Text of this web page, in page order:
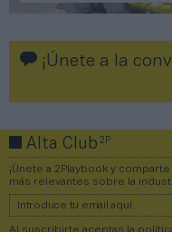
¡Únete a la
Alta Club2P
¡Únete a 2Playbook y
más relevantes sobre la
Al suscribirte aceptas la